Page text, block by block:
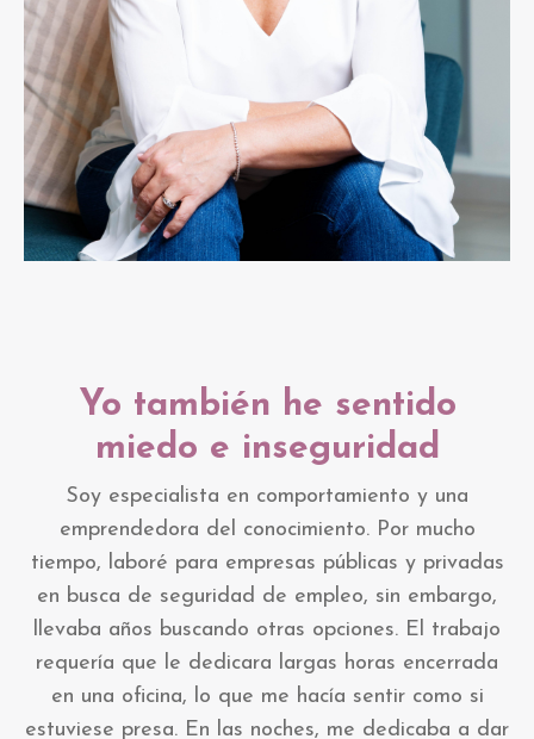
Yo también he sentido
miedo e inseguridad
Soy especialista en comportamiento y una
emprendedora del conocimiento. Por mucho
tiempo, laboré para empresas públicas y privadas
en busca de seguridad de empleo, sin embargo,
llevaba años buscando otras opciones. El trabajo
requería que le dedicara largas horas encerrada
en una oficina, lo que me hacía sentir como si
estuviese presa. En las noches, me dedicaba a dar